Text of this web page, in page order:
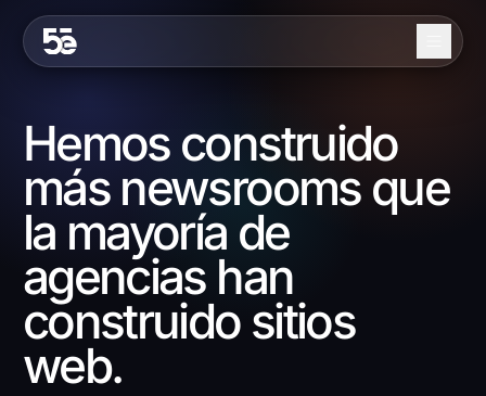
Servicios
Industrias
Trabajo
Blog
Contacto
Hemos construido
más newsrooms que
la mayoría de
agencias han
construido sitios
web.